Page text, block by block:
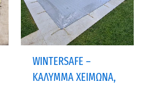
WINTERSAFE –
ΚΑΛΥΜΜΑ ΧΕΙΜΩΝΑ,